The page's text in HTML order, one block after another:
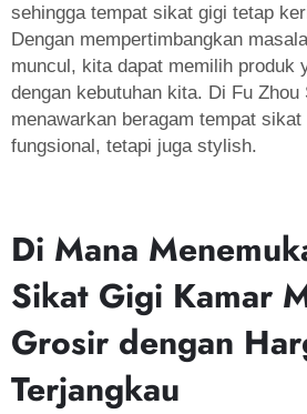
sehingga tempat sikat gigi tetap
Dengan mempertimbangkan
muncul, kita dapat memilih produk
dengan kebutuhan kita. Di Fu Zhou
menawarkan beragam tempat
fungsional, tetapi juga stylish.
Di Mana
Sikat Gigi Kamar
Grosir dengan
Terjangkau